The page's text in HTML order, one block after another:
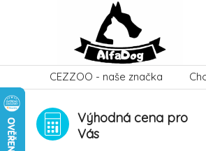
CEZZOO - naše značka
Výhodná cena pro
Vás